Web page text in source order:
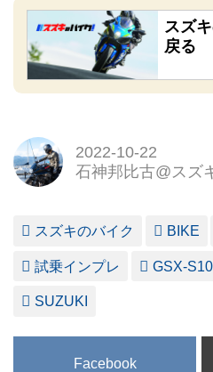
スズ
戻る
2022-10-22
石神邦比古@スズ
スズキのバイク BIKE
試乗インプレ GSX-
SUZUKI
Facebook